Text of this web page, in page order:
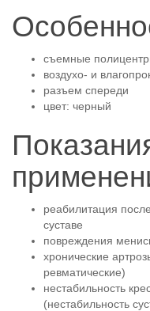
съемные
воздухо- и
разъем спереди
цвет: черный
реабилитация
суставе
повреждения
хронические
ревматические)
нестабильность
(нестабильность